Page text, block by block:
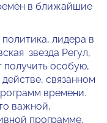
в ближайшие
лидера в
звезда Регул,
получить особую,
связанном
времени.
важной,
программе,